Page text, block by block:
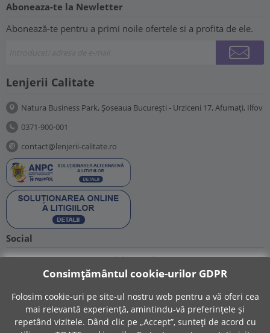
Aboneaza-te la Newletter
Abonează-te pentru a primi noile ofertele si a profita de ele.
Lenjerii Calitate
Natura Business Park, Șoseaua București - Urziceni 17, Afumați, Ilfov
0371-900-001
contact@lenjerii-calitate.ro
Social
Suntem prezenti si pe retelele sociale:
Consimțământul cookie-urilor GDPR
Folosim cookie-uri pe site-ul nostru web pentru a vă oferi cea
mai relevantă experiență, amintindu-vă preferințele și
repetând vizitele. Dând clic pe „Accept”, sunteți de acord cu